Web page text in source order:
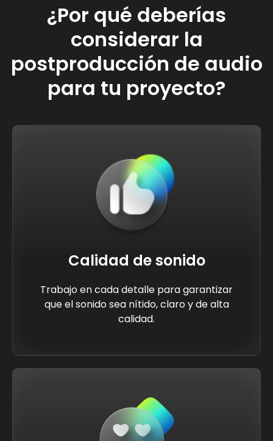
¿Por qué deberías
considerar la
postproducción de audio
para tu proyecto?
Calidad de sonido
Trabajo en cada detalle para garantizar
que el sonido sea nítido, claro y de alta
calidad.